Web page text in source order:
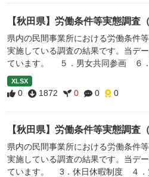
【秋田県】労働条件等実態調査
県内の民間事業所における労働条件
実施している調査の結果です。当デ
ています。 ５．男女共同参画 ６
XLSX
0 1872 0 0 0
【秋田県】労働条件等実態調査
県内の民間事業所における労働条件
実施している調査の結果です。当デ
ています。 3．休日休暇制度 ４．